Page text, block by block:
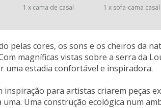
1 x cama de casal 1 x sofa-cama casal
pelas cores, os sons e os cheiros da
magníficas vistas sobre a serra da
uma estadia confortável e inspiradora.
inspiração para artistas criarem peças
uma. Uma construção ecológica num